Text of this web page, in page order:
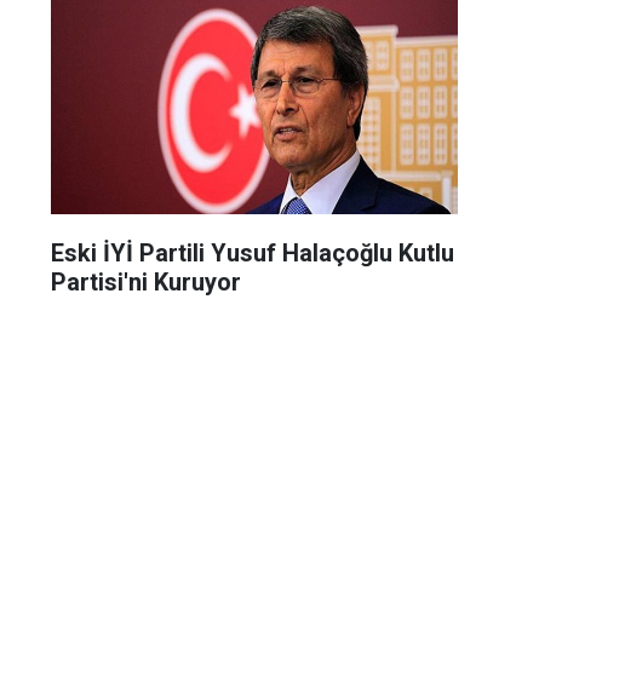
Eski İYİ Partili Yusuf Halaçoğlu Kutlu
Partisi'ni Kuruyor